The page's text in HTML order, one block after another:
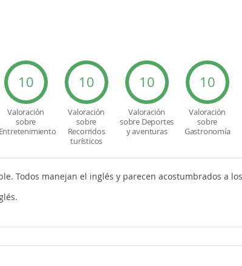
10
Valoración
sobre
Entretenimiento
10
Valoración
sobre
Recorridos
turísticos
10
Valoración
sobre Deportes
y aventuras
10
Valoración
sobre
Gastronomía
Todos manejan el inglés y parecen acostumbrados a